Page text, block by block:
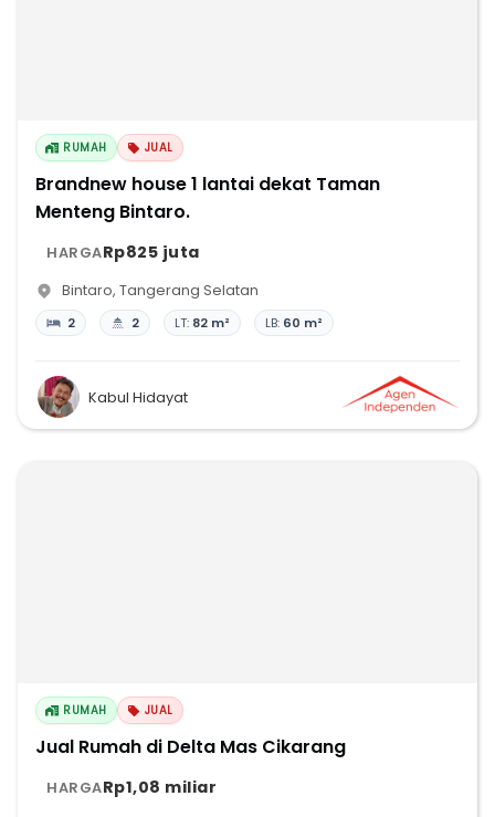
RUMAH JUAL
Brandnew house 1 lantai dekat Taman
Menteng Bintaro.
HARGARp825 juta
Bintaro, Tangerang Selatan
2 2 LT: 82 m² LB: 60 m²
Kabul Hidayat
RUMAH JUAL
Jual Rumah di Delta Mas Cikarang
HARGARp1,08 miliar